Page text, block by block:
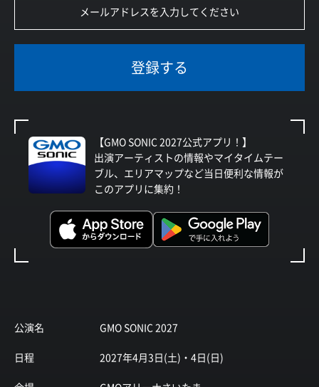
公演名 GMO SONIC 2027
日程 2027年4月3日(土)・4日(日)
登録する
【GMO SONIC 2027公式アプリ！】
出演アーティストの情報やマイタイムテー
ブル、エリアマップなど当日便利な情報が
このアプリに集約！